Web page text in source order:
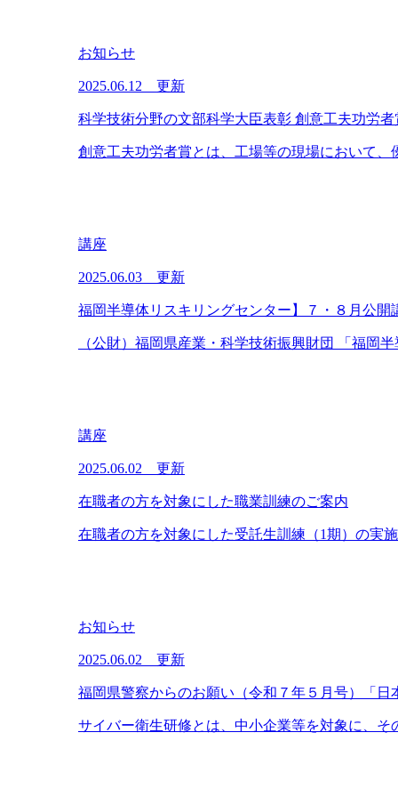
お知らせ
2025.06.12 更新
科学技術分野の文部科学大臣表彰 創意工夫功労
創意工夫功労者賞とは、工場等の現場において
講座
2025.06.03 更新
福岡半導体リスキリングセンター】７・８月公開
（公財）福岡県産業・科学技術振興財団 「福岡
講座
2025.06.02 更新
在職者の方を対象にした職業訓練のご案内
在職者の方を対象にした受託生訓練（1期）の実
お知らせ
2025.06.02 更新
福岡県警察からのお願い（令和７年５月号）「
サイバー衛生研修とは、中小企業等を対象に、